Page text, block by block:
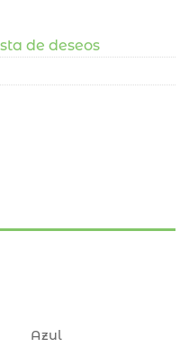
de deseos
Azul